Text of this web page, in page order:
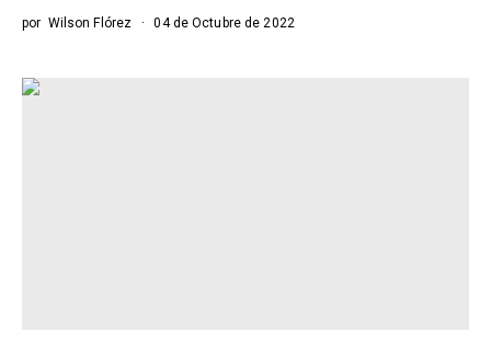
por Wilson Flórez 04 de Octubre de 2022